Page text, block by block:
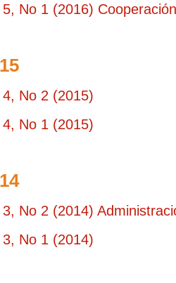
5, No 1 (2016)
4, No 2 (2015)
4, No 1 (2015)
3, No 2 (2014)
3, No 1 (2014)